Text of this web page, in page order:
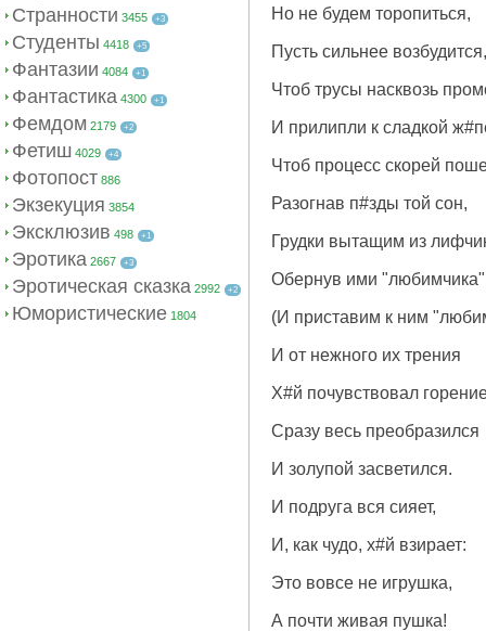
Странности 3455 +3
Студенты 4418 +5
Фантазии 4084 +1
Фантастика 4300 +1
Фемдом 2179 +2
Фетиш 4029 +4
Фотопост 886
Экзекуция 3854
Эксклюзив 498 +1
Эротика 2667 +3
Эротическая сказка 2992 +2
Юмористические 1804
Но не будем торопиться,
Пусть сильнее возбудится,
Чтоб трусы насквозь
И прилипли к сладкой
Чтоб процесс скорей
Разогнав п#зды той сон,
Грудки вытащим из
Обернув ими
(И приставим к ним
И от нежного их трения
Х#й почувствовал
Сразу весь преобразился
И золупой засветился.
И подруга вся сияет,
И, как чудо, х#й взирает:
Это вовсе не игрушка,
А почти живая пушка!